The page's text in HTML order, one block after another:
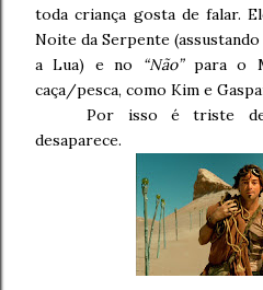
toda criança gosta de falar.
Noite da Serpente
a Lua) e no “Não”para o
caça/pesca, como Kim e
Por isso é triste
desaparece.